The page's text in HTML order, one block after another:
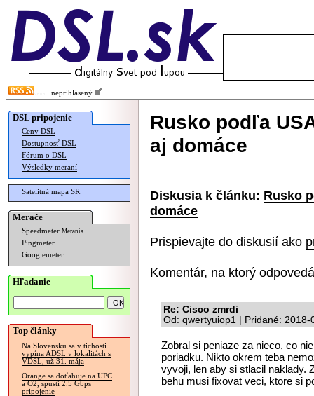
neprihlásený
DSL pripojenie
Ceny DSL
Dostupnosť DSL
Fórum o DSL
Výsledky meraní
Satelitná mapa SR
Merače
Speedmeter Merania
Pingmeter
Googlemeter
Hľadanie
Top články
Na Slovensku sa v tichosti
vypína ADSL v lokalitách s
VDSL, už 31. mája
Orange sa doťahuje na UPC
a O2, spustí 2.5 Gbps
pripojenie
Rusko podľa
aj domáce
Diskusia k článku: Rusko
domáce
Prispievajte do diskusií ako
Komentár, na ktorý
Re: Cisco zmrdi
Od: qwertyuiop1 | Pridané: 2018-
Zobral si peniaze za nieco, co
poriadku. Nikto okrem teba
vyvoji, len aby si stlacil naklady.
behu musi fixovat veci, ktore si